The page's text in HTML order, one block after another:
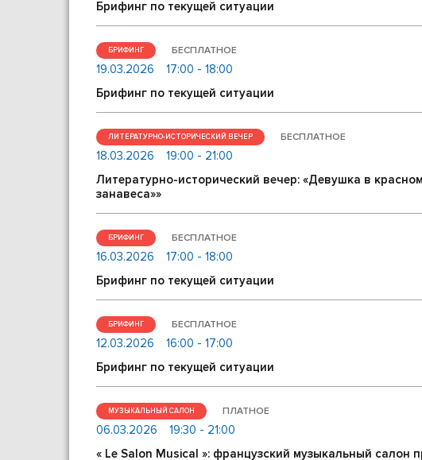
Брифинг по текущей ситуации
БРИФИНГ БЕСПЛАТНОЕ
19.03.2026
17:00 - 18:00
Брифинг по текущей ситуации
ЛИТЕРАТУРНО-ИСТОРИЧЕСКИЙ ВЕЧЕР БЕСПЛАТНОЕ
18.03.2026
19:00 - 21:00
Литературно-исторический вечер: «Девушка в
занавеса»»
БРИФИНГ БЕСПЛАТНОЕ
16.03.2026
17:00 - 18:00
Брифинг по текущей ситуации
БРИФИНГ БЕСПЛАТНОЕ
12.03.2026
16:00 - 17:00
Брифинг по текущей ситуации
МУЗЫКАЛЬНЫЙ САЛОН ПЛАТНОЕ
06.03.2026
19:30 - 21:00
« Le Salon Musical »: французский музыкальный